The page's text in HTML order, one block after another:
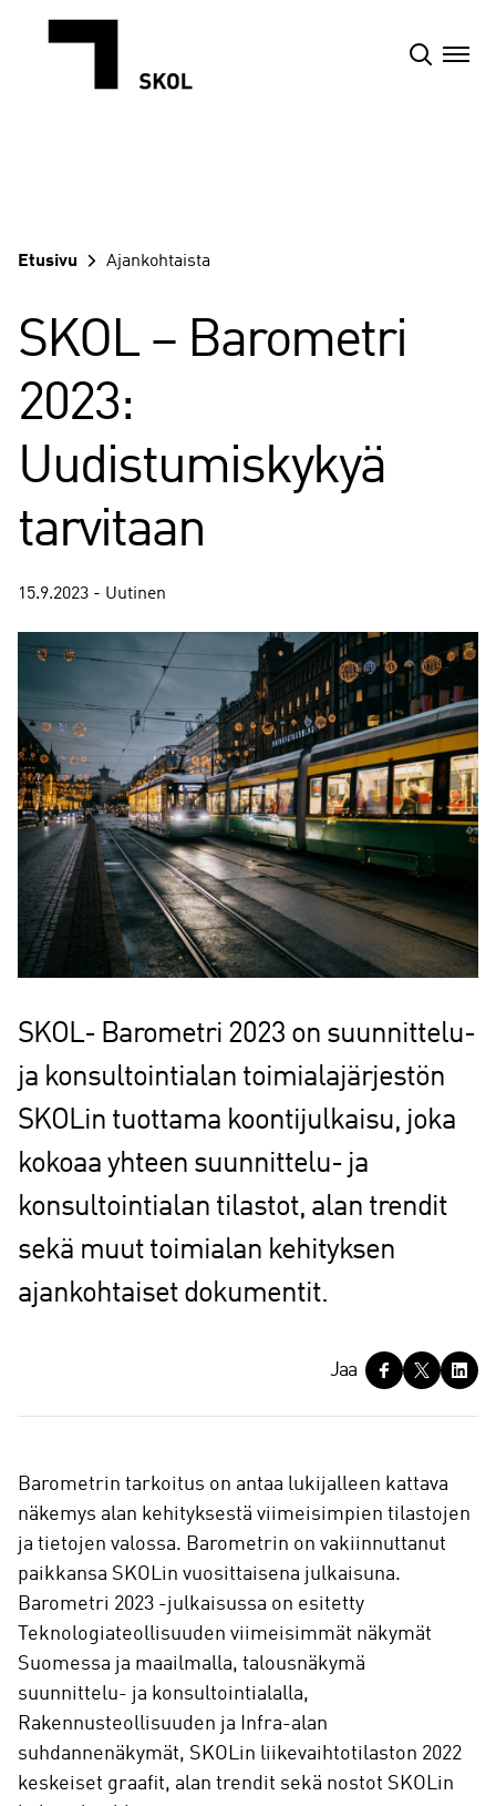
sisältöön
Etusivu Ajankohtaista
SKOL – Barometri
2023:
Uudistumiskykyä
tarvitaan
15.9.2023 - Uutinen
SKOL- Barometri 2023 on suunnittelu-
ja konsultointialan toimialajärjestön
SKOLin tuottama koontijulkaisu, joka
kokoaa yhteen suunnittelu- ja
konsultointialan tilastot, alan trendit
sekä muut toimialan kehityksen
ajankohtaiset dokumentit.
a
Jaa
Barometrin tarkoitus on antaa lukijalleen kattava
näkemys alan kehityksestä viimeisimpien tilastojen
ja tietojen valossa. Barometrin on vakiinnuttanut
paikkansa SKOLin vuosittaisena julkaisuna.
Barometri 2023 -julkaisussa on esitetty
Teknologiateollisuuden viimeisimmät näkymät
Suomessa ja maailmalla, talousnäkymä
suunnittelu- ja konsultointialalla,
Rakennusteollisuuden ja Infra-alan
suhdannenäkymät, SKOLin liikevaihtotilaston 2022
keskeiset graafit, alan trendit sekä nostot SKOLin